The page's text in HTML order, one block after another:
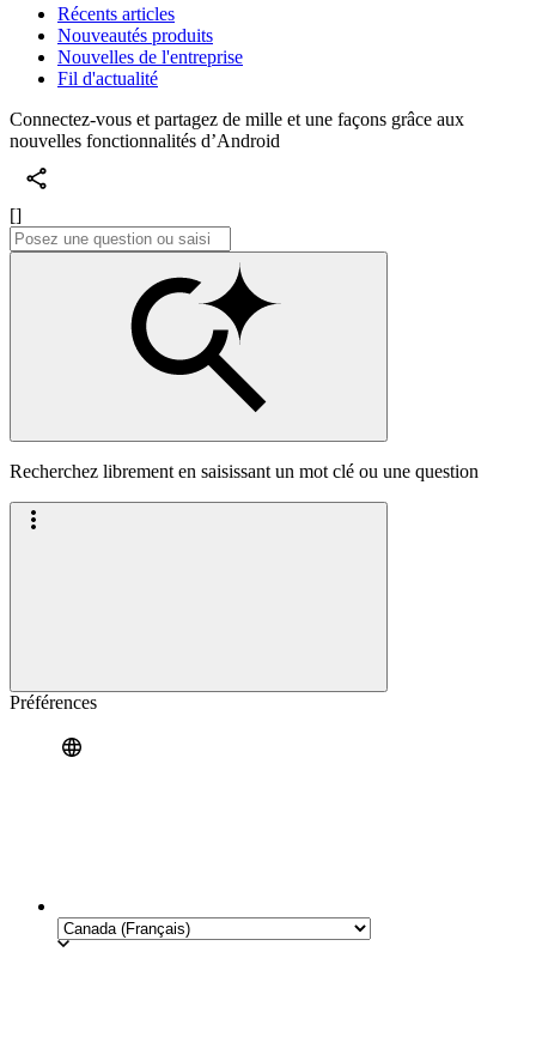
Récents articles
Nouveautés produits
Nouvelles de l'entreprise
Fil d'actualité
Connectez-vous et partagez de mille et une façons grâce aux
nouvelles fonctionnalités d’Android
[]
Recherchez librement en saisissant un mot clé ou une question
Préférences